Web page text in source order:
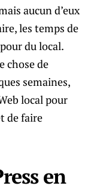
aucun d’eux
les temps de
du local.
chose de
semaines,
local pour
de faire
en